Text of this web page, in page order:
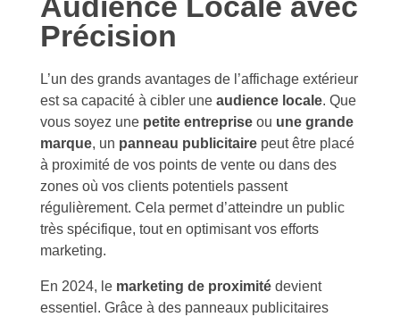
Précision
L’un des grands avantages de l’affichage extérieur
est sa capacité à cibler une audience locale. Que
vous soyez une petite entreprise ou une grande
marque, un panneau publicitaire peut être placé
à proximité de vos points de vente ou dans des
zones où vos clients potentiels passent
régulièrement. Cela permet d’atteindre un public
très spécifique, tout en optimisant vos efforts
marketing.
En 2024, le marketing de proximité devient
essentiel. Grâce à des panneaux publicitaires